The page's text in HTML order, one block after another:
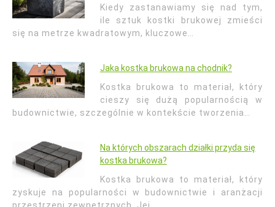
Kiedy zastanawiamy się nad tym,
ile sztuk kostki brukowej zmieści
się na metrze kwadratowym, kluczowe…
Jaka kostka brukowa na chodnik?
Kostka brukowa to materiał, który
cieszy się dużą popularnością w
budownictwie, szczególnie w kontekście tworzenia…
Na których obszarach działki przyda się
kostka brukowa?
Kostka brukowa to materiał, który
zyskuje na popularności w budownictwie i aranżacji